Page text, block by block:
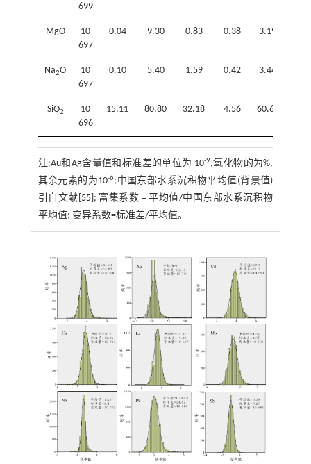
699
MgO
10
697
0.04 9.30 0.83 0.38 3.19
Na2O
10
697
0.10 5.40 1.59 0.42 3.44
SiO2
10
696
15.11 80.80 32.18 4.56 60.61
注:Au和Ag含量值和标准差的单位为 10-9,氧化物的为%,
其余元素的为10-6;中国东部水系沉积物平均值(背景值)
引自文献[ 55]; 富集系数 = 平均值/中国东部水系沉积物
平均值; 变异系数=标准差/平均值。